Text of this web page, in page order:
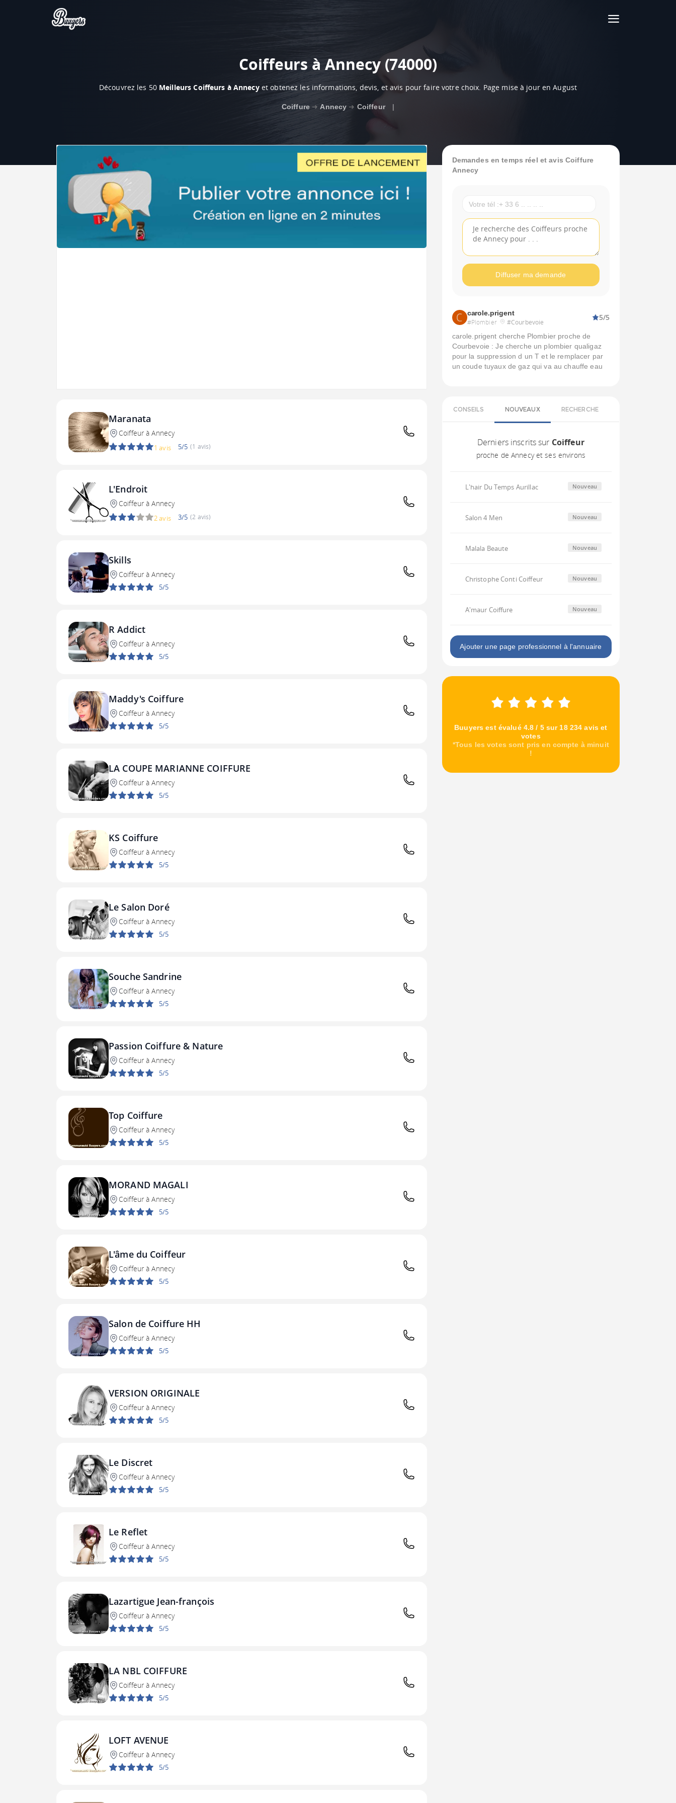
Coiffeurs à Annecy (74000)
Découvrez les 50 Meilleurs Coiffeurs à Annecyet obtenez les informations, devis, et avis pour faire votre choix. Page mise à jour en August
Coiffure ➜ Annecy ➜ Coiffeur |
Maranata
Coiffeur à Annecy
1 avis 5/5 (1 avis)
L'Endroit
Coiffeur à Annecy
2 avis 3/5 (2 avis)
Skills
Coiffeur à Annecy
5/5
R Addict
Coiffeur à Annecy
5/5
Maddy's Coiffure
Coiffeur à Annecy
5/5
LA COUPE MARIANNE COIFFURE
Coiffeur à Annecy
5/5
KS Coiffure
Coiffeur à Annecy
5/5
Le Salon Doré
Coiffeur à Annecy
5/5
Souche Sandrine
Coiffeur à Annecy
5/5
Passion Coiffure & Nature
Coiffeur à Annecy
5/5
Top Coiffure
Coiffeur à Annecy
5/5
MORAND MAGALI
Coiffeur à Annecy
5/5
L'âme du Coiffeur
Coiffeur à Annecy
5/5
Salon de Coiffure HH
Coiffeur à Annecy
5/5
VERSION ORIGINALE
Coiffeur à Annecy
5/5
Le Discret
Coiffeur à Annecy
5/5
Le Reflet
Coiffeur à Annecy
5/5
Lazartigue Jean-françois
Coiffeur à Annecy
5/5
LA NBL COIFFURE
Coiffeur à Annecy
5/5
LOFT AVENUE
Coiffeur à Annecy
5/5
Demandes en temps réel et avis Coiffure
Annecy
Diffuser ma demande
carole.prigent
#Plombier #Courbevoie
5/5
carole.prigent cherche Plombier proche de
Courbevoie : Je cherche un plombier qualigaz
pour la suppression d un T et le remplacer par
un coude tuyaux de gaz qui va au chauffe eau
CONSEILS NOUVEAUX RECHERCHE
Derniers inscrits sur Coiffeur
proche de Annecy et ses environs
L'hair Du Temps Aurillac Nouveau
Salon 4 Men Nouveau
Malala Beaute Nouveau
Christophe Conti Coiffeur Nouveau
A'maur Coiffure Nouveau
Ajouter une page professionnel à l'annuaire
Buuyers est évalué 4.8 / 5 sur 18 234 avis et
votes
*Tous les votes sont pris en compte à minuit
!